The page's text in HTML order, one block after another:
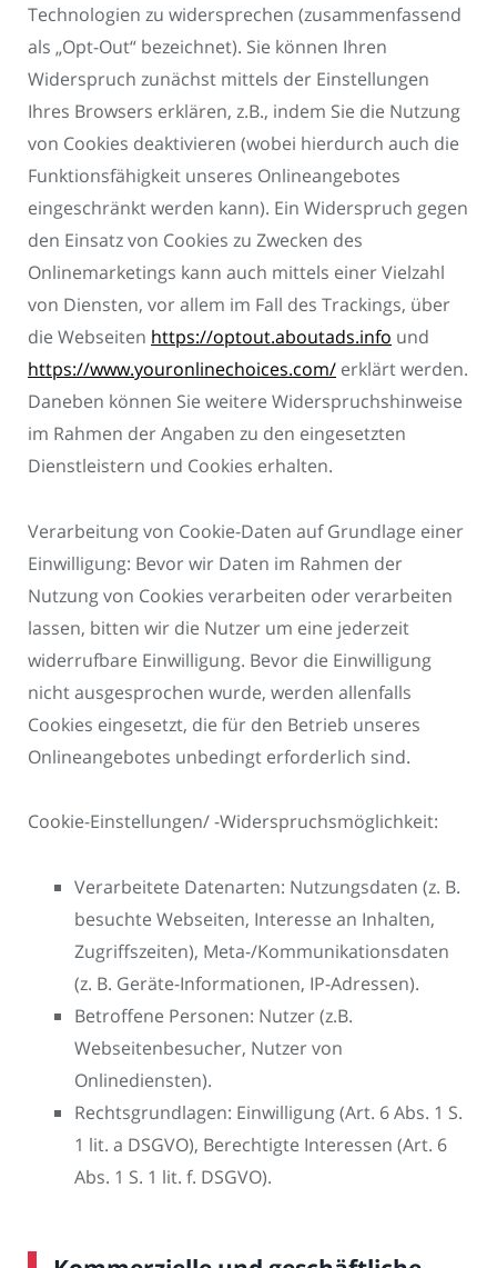
Technologien zu widersprechen (zusammenfassend
als „Opt-Out“ bezeichnet). Sie können Ihren
Widerspruch zunächst mittels der Einstellungen
Ihres Browsers erklären, z.B., indem Sie die Nutzung
von Cookies deaktivieren (wobei hierdurch auch die
Funktionsfähigkeit unseres Onlineangebotes
eingeschränkt werden kann). Ein Widerspruch gegen
den Einsatz von Cookies zu Zwecken des
Onlinemarketings kann auch mittels einer Vielzahl
von Diensten, vor allem im Fall des Trackings, über
die Webseiten https://optout.aboutads.info und
https://www.youronlinechoices.com/ erklärt werden.
Daneben können Sie weitere Widerspruchshinweise
im Rahmen der Angaben zu den eingesetzten
Dienstleistern und Cookies erhalten.
Verarbeitung von Cookie-Daten auf Grundlage einer
Einwilligung: Bevor wir Daten im Rahmen der
Nutzung von Cookies verarbeiten oder verarbeiten
lassen, bitten wir die Nutzer um eine jederzeit
widerrufbare Einwilligung. Bevor die Einwilligung
nicht ausgesprochen wurde, werden allenfalls
Cookies eingesetzt, die für den Betrieb unseres
Onlineangebotes unbedingt erforderlich sind.
Cookie-Einstellungen/ -Widerspruchsmöglichkeit:
Verarbeitete Datenarten: Nutzungsdaten (z. B.
besuchte Webseiten, Interesse an Inhalten,
Zugriffszeiten), Meta-/Kommunikationsdaten
(z. B. Geräte-Informationen, IP-Adressen).
Betroffene Personen: Nutzer (z.B.
Webseitenbesucher, Nutzer von
Onlinediensten).
Rechtsgrundlagen: Einwilligung (Art. 6 Abs. 1 S.
1 lit. a DSGVO), Berechtigte Interessen (Art. 6
Abs. 1 S. 1 lit. f. DSGVO).